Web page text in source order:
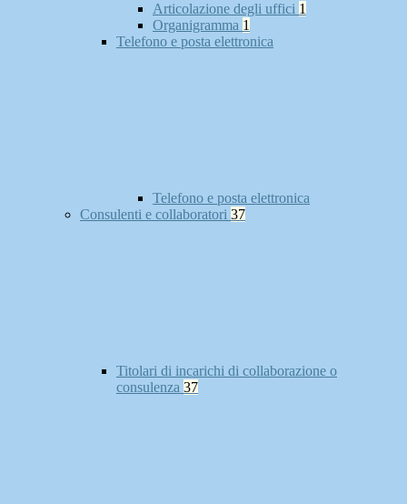
Articolazione degli uffici 1
Organigramma 1
Telefono e posta elettronica
Telefono e posta elettronica
Consulenti e collaboratori 37
Titolari di incarichi di collaborazione o
consulenza 37